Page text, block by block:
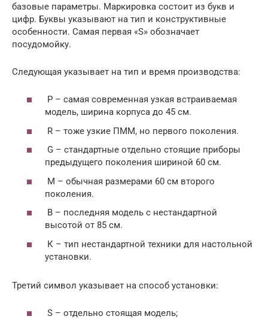
базовые параметры. Маркировка состоит из букв и
цифр. Буквы указывают на тип и конструктивные
особенности. Самая первая «S» обозначает
посудомойку.
Следующая указывает на тип и время производства:
P – самая современная узкая встраиваемая
модель, ширина корпуса до 45 см.
R – тоже узкие ПММ, но первого поколения.
G – стандартные отдельно стоящие приборы
предыдущего поколения шириной 60 см.
М – обычная размерами 60 см второго
поколения.
В – последняя модель с нестандартной
высотой от 85 см.
К – тип нестандартной техники для настольной
установки.
Третий символ указывает на способ установки:
S – отдельно стоящая модель;